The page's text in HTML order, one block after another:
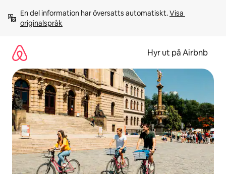
innehåll
En del information har översatts automatiskt. Visa
originalspråk
Hyr ut på Airbnb